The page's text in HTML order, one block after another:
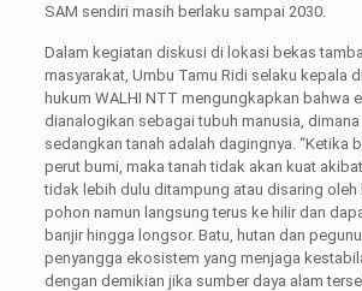
SAM sendiri masih berlaku sampai 2030.
Dalam kegiatan diskusi di lokasi bekas
masyarakat, Umbu Tamu Ridi selaku kepala
hukum WALHI NTT mengungkapkan bahwa
dianalogikan sebagai tubuh manusia,
sedangkan tanah adalah dagingnya. “Ketika
perut bumi, maka tanah tidak akan kuat
tidak lebih dulu ditampung atau disaring oleh
pohon namun langsung terus ke hilir dan
banjir hingga longsor. Batu, hutan dan
penyangga ekosistem yang menjaga
dengan demikian jika sumber daya alam